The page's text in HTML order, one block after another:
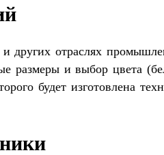
других отраслях
размеры и выбор цвета
будет изготовлена